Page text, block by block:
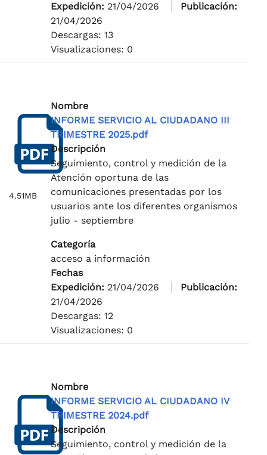
Expedición: 21/04/2026
Publicación:
21/04/2026
Descargas: 13
Visualizaciones: 0
4.51MB
Nombre
INFORME SERVICIO AL CIUDADANO III
TRIMESTRE 2025.pdf
Descripción
Seguimiento, control y medición de la
Atención oportuna de las
comunicaciones presentadas por los
usuarios ante los diferentes organismos
julio - septiembre
Categoría
acceso a información
Fechas
Expedición: 21/04/2026
Publicación:
21/04/2026
Descargas: 12
Visualizaciones: 0
Nombre
INFORME SERVICIO AL CIUDADANO IV
TRIMESTRE 2024.pdf
Descripción
Seguimiento, control y medición de la